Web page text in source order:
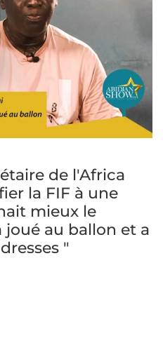
de l'Africa
la FIF à une
mieux le
au ballon et a
"